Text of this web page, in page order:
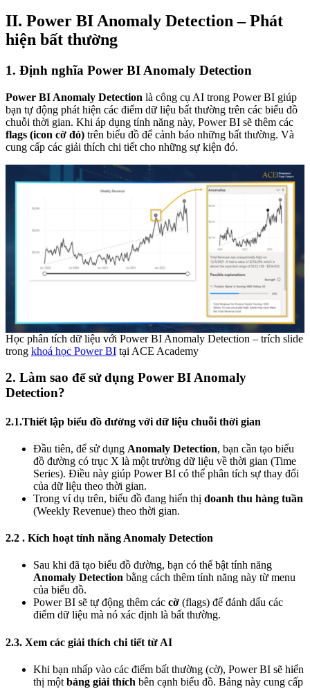
II. Power BI Anomaly Detection – Phát
hiện bất thường
1. Định nghĩa Power BI Anomaly Detection
Power BI Anomaly Detection là công cụ AI trong Power BI giúp
bạn tự động phát hiện các điểm dữ liệu bất thường trên các biểu đồ
chuỗi thời gian. Khi áp dụng tính năng này, Power BI sẽ thêm các
flags (icon cờ đỏ) trên biểu đồ để cảnh báo những bất thường. Và
cung cấp các giải thích chi tiết cho những sự kiện đó.
Học phân tích dữ liệu với Power BI Anomaly Detection – trích slide
trong khoá học Power BI tại ACE Academy
2. Làm sao để sử dụng Power BI Anomaly
Detection?
2.1.Thiết lập biểu đồ đường với dữ liệu chuỗi thời gian
Đầu tiên, để sử dụng Anomaly Detection, bạn cần tạo biểu
đồ đường có trục X là một trường dữ liệu về thời gian (Time
Series). Điều này giúp Power BI có thể phân tích sự thay đổi
của dữ liệu theo thời gian.
Trong ví dụ trên, biểu đồ đang hiển thị doanh thu hàng tuần
(Weekly Revenue) theo thời gian.
2.2 . Kích hoạt tính năng Anomaly Detection
Sau khi đã tạo biểu đồ đường, bạn có thể bật tính năng
Anomaly Detection bằng cách thêm tính năng này từ menu
của biểu đồ.
Power BI sẽ tự động thêm các cờ (flags) để đánh dấu các
điểm dữ liệu mà nó xác định là bất thường.
2.3. Xem các giải thích chi tiết từ AI
Khi bạn nhấp vào các điểm bất thường (cờ), Power BI sẽ hiển
thị một bảng giải thích bên cạnh biểu đồ. Bảng này cung cấp